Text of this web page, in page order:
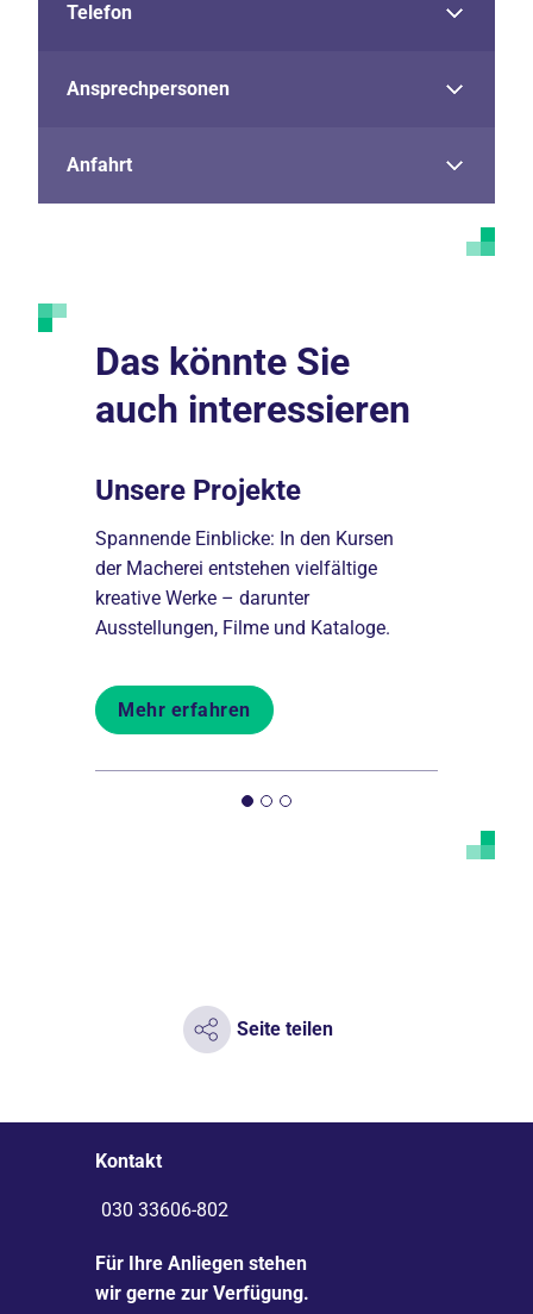
Telefon
Ansprechpersonen
Anfahrt
Das könnte Sie
auch interessieren
Unsere Projekte
Spannende Einblicke: In den Kursen
der Macherei entstehen vielfältige
kreative Werke – darunter
Ausstellungen, Filme und Kataloge.
Mehr erfahren
Seite teilen
Kontakt
030 33606-802
Für Ihre Anliegen stehen
wir gerne zur Verfügung.